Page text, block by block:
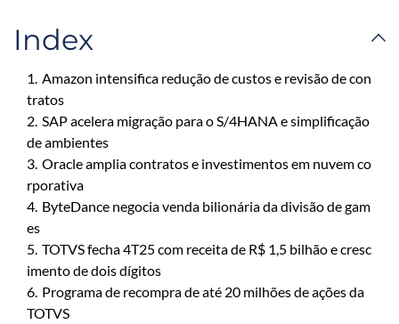
Index
1. Amazon intensifica redução de custos e revisão de con
tratos
2. SAP acelera migração para o S/4HANA e simplificação
de ambientes
3. Oracle amplia contratos e investimentos em nuvem co
rporativa
4. ByteDance negocia venda bilionária da divisão de gam
es
5. TOTVS fecha 4T25 com receita de R$ 1,5 bilhão e cresc
imento de dois dígitos
6. Programa de recompra de até 20 milhões de ações da
TOTVS